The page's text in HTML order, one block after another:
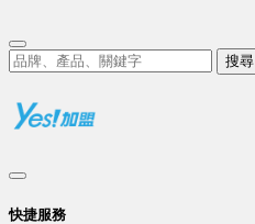
搜尋
快捷服務